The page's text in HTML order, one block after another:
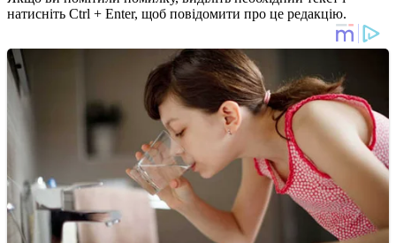
натисніть Ctrl + Enter, щоб повідомити про це редакцію.